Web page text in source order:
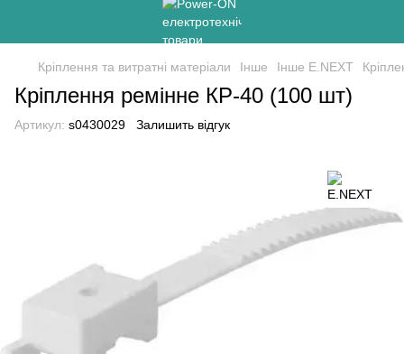
Кріплення та витратні матеріали Інше Інше E.NEXT
Кріплення ремінне КР-40 (100 шт)
Артикул: s0430029 Залишить відгук